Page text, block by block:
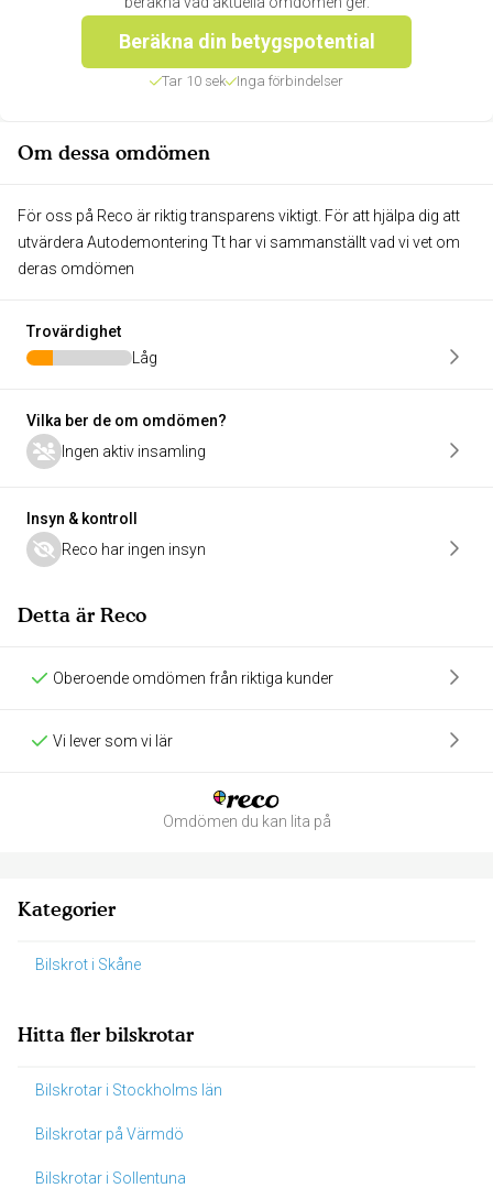
Beräkna din betygspotential
Tar 10 sek Inga förbindelser
Om dessa omdömen
För oss på Reco är riktig transparens viktigt. För att hjälpa dig att
utvärdera Autodemontering Tt har vi sammanställt vad vi vet om
deras omdömen
Trovärdighet
Låg
Vilka ber de om omdömen?
Ingen aktiv insamling
Insyn & kontroll
Reco har ingen insyn
Detta är Reco
Oberoende omdömen från riktiga kunder
Vi lever som vi lär
Omdömen du kan lita på
Kategorier
Bilskrot i Skåne
Hitta fler bilskrotar
Bilskrotar i Stockholms län
Bilskrotar på Värmdö
Bilskrotar i Sollentuna